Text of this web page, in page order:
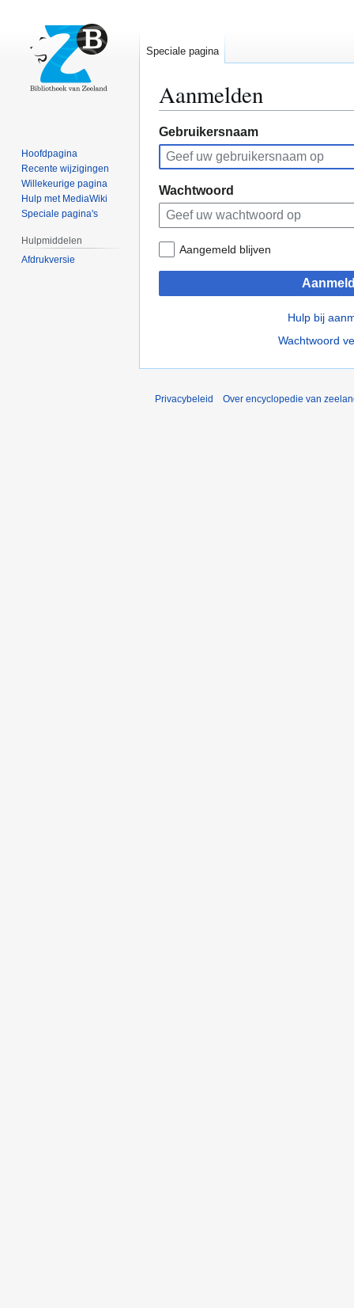
Aanmelden
Naar
navigatie
springen
Naar
zoeken
springen
Gebruikersnaam
Wachtwoord
Aangemeld blijven
Hulp bij
Wachtwoord
Speciale pagina
Hoofdpagina
Recente wijzigingen
Willekeurige pagina
Hulp met MediaWiki
Speciale pagina's
Hulpmiddelen
Afdrukversie
Privacybeleid Over encyclopedie van